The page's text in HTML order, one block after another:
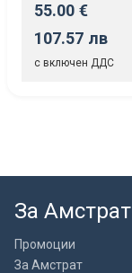
55.00 €
107.57 лв
с включен ДДС
За Амстрат
Промоции
За Амстрат